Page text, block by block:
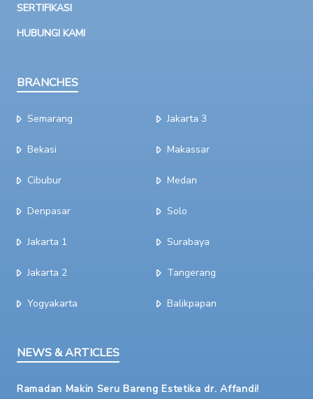
SERTIFIKASI
HUBUNGI KAMI
BRANCHES
Semarang
Bekasi
Cibubur
Denpasar
Jakarta 1
Jakarta 2
Yogyakarta
Jakarta 3
Makassar
Medan
Solo
Surabaya
Tangerang
Balikpapan
NEWS & ARTICLES
Ramadan Makin Seru Bareng Estetika dr. Affandi!